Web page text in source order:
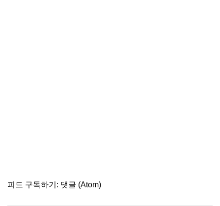
피드 구독하기: 댓글 (Atom)